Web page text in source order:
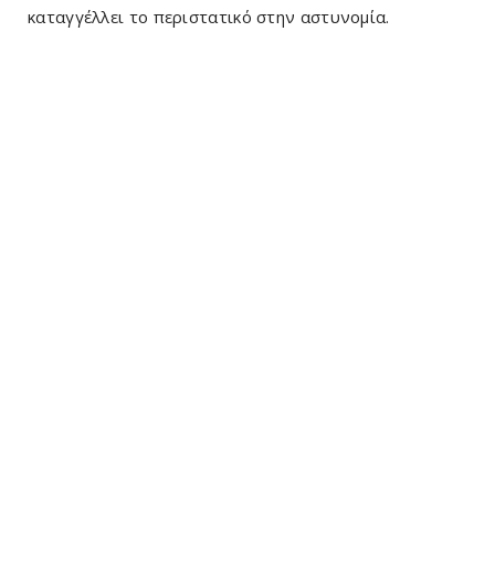
καταγγέλλει το περιστατικό στην αστυνομία.